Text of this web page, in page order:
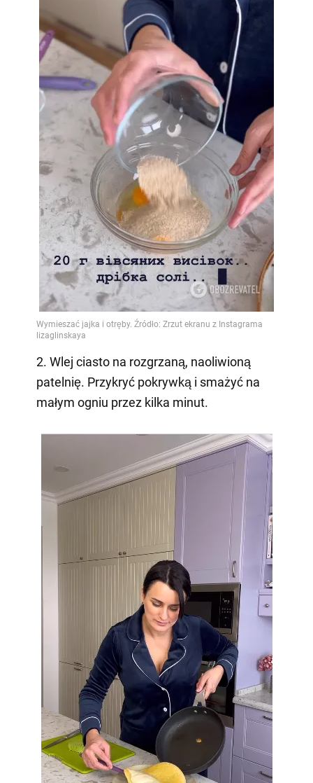
2. Wlej ciasto na rozgrzaną, naoliwioną
patelnię. Przykryć pokrywką i smażyć na
małym ogniu przez kilka minut.